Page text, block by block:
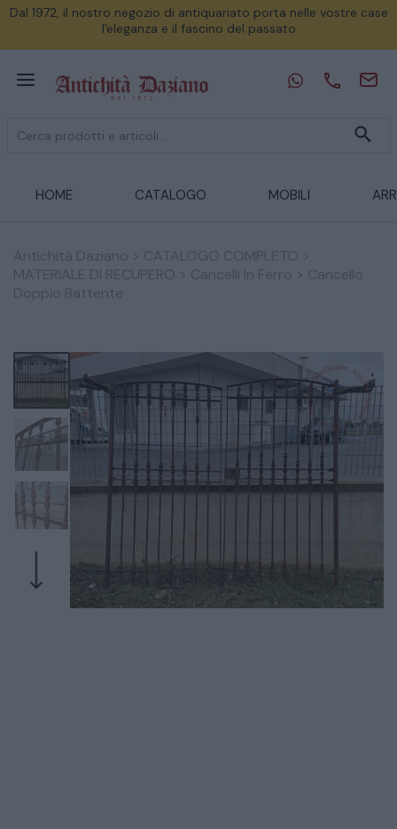
Dal 1972, il nostro negozio di antiquariato porta nelle vostre case
l'eleganza e il fascino del passato
HOME CATALOGO MOBILI
Antichità Daziano CATALOGO COMPLETO
MATERIALE DI RECUPERO
Cancelli In Ferro
Cancello
Doppio Battente